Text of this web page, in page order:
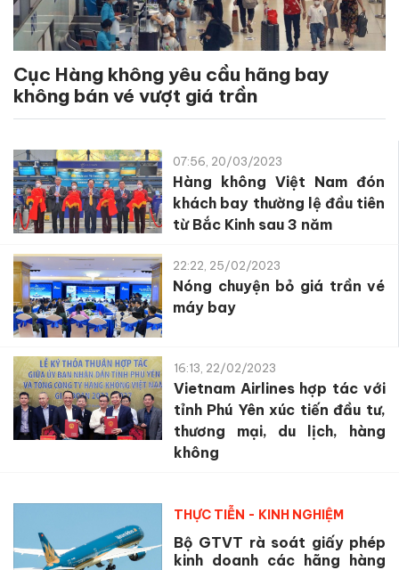
Cục Hàng không yêu cầu hãng bay
không bán vé vượt giá trần
07:56, 20/03/2023
Hàng không Việt Nam đón
khách bay thường lệ đầu tiên
từ Bắc Kinh sau 3 năm
22:22, 25/02/2023
Nóng chuyện bỏ giá trần vé
máy bay
16:13, 22/02/2023
Vietnam Airlines hợp tác với
tỉnh Phú Yên xúc tiến đầu tư,
thương mại, du lịch, hàng
không
THỰC TIỄN - KINH NGHIỆM
Bộ GTVT rà soát giấy phép
kinh doanh các hãng hàng